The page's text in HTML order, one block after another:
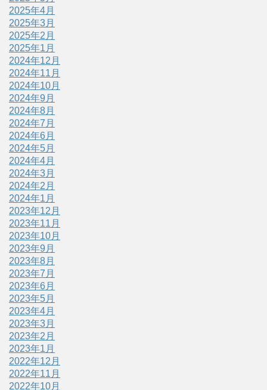
2025年4月
2025年3月
2025年2月
2025年1月
2024年12月
2024年11月
2024年10月
2024年9月
2024年8月
2024年7月
2024年6月
2024年5月
2024年4月
2024年3月
2024年2月
2024年1月
2023年12月
2023年11月
2023年10月
2023年9月
2023年8月
2023年7月
2023年6月
2023年5月
2023年4月
2023年3月
2023年2月
2023年1月
2022年12月
2022年11月
2022年10月